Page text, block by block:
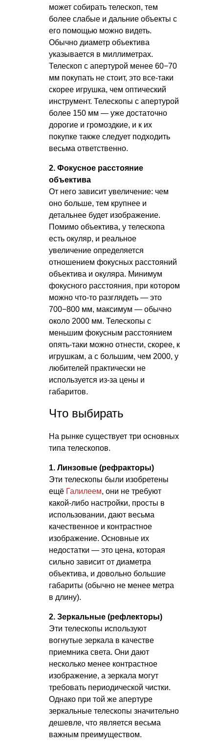
может собирать телескоп, тем
более слабые и дальние объекты с
его помощью можно видеть.
Обычно диаметр объектива
указывается в миллиметрах.
Телескоп с апертурой менее 60−70
мм покупать не стоит, это все-таки
скорее игрушка, чем оптический
инструмент. Телескопы с апертурой
более 150 мм — уже достаточно
дорогие и громоздкие, и к их
покупке также следует подходить
весьма ответственно.
2. Фокусное расстояние
объектива
От него зависит увеличение: чем
оно больше, тем крупнее и
детальнее будет изображение.
Помимо объектива, у телескопа
есть окуляр, и реальное
увеличение определяется
отношением фокусных расстояний
объектива и окуляра. Минимум
фокусного расстояния, при котором
можно что-то разглядеть — это
700−800 мм, максимум — обычно
около 2000 мм. Телескопы с
меньшим фокусным расстоянием
опять-таки можно отнести, скорее, к
игрушкам, а с большим, чем 2000, у
любителей практически не
используется из-за цены и
габаритов.
Что выбирать
На рынке существует три основных
типа телескопов.
1. Линзовые (рефракторы)
Эти телескопы были изобретены
ещё Галилеем, они не требуют
какой-либо настройки, просты в
использовании, дают весьма
качественное и контрастное
изображение. Основные их
недостатки — это цена, которая
сильно зависит от диаметра
объектива, и довольно большие
габариты (обычно не менее метра
в длину).
2. Зеркальные (рефлекторы)
Эти телескопы используют
вогнутые зеркала в качестве
приемника света. Они дают
несколько менее контрастное
изображение, а зеркала могут
требовать периодической чистки.
Однако при той же апертуре
зеркальные телескопы значительно
дешевле, что является весьма
важным преимуществом.